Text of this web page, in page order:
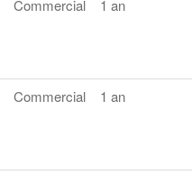
Commercial 1 an
Commercial 1 an